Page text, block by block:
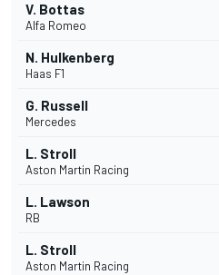
V. Bottas
Alfa Romeo
N. Hulkenberg
Haas F1
G. Russell
Mercedes
L. Stroll
Aston Martin Racing
L. Lawson
RB
L. Stroll
Aston Martin Racing